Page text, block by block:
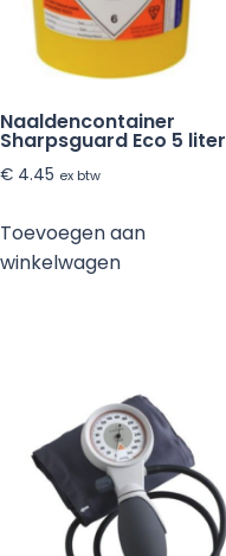
Naaldencontainer
Sharpsguard Eco 5 liter
€ 4.45 ex btw
Toevoegen aan
winkelwagen